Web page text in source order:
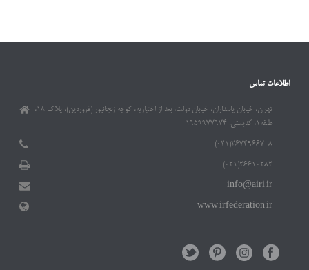
اطلاعات تماس
تهران، خیابان پاسداران، خیابان دولت، بعد از اختیاریه، کوچه زنجانپور (فروردین)، پلاک ۱۸،
طبقه۱، کدپستی: ۱۹۵۹۹۷۷۹۷۴
۲۶۷۴۹۶۶۷-۸(۰۲۱)
۲۶۶۱۰۲۸۲(۰۲۱)
info@airi.ir
www.irfederation.ir